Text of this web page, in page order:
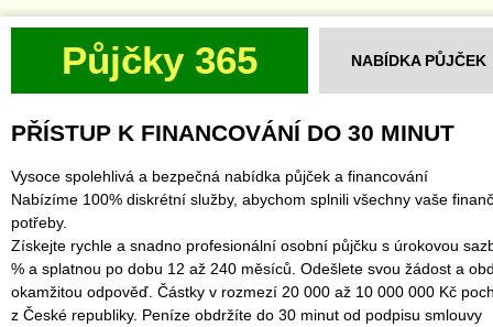
Půjčky 365 NABÍDKA PŮJČEK
PŘÍSTUP K FINANCOVÁNÍ DO 30 MINUT
Vysoce spolehlivá a bezpečná nabídka půjček a financování
Nabízíme 100% diskrétní služby, abychom splnili všechny vaše
potřeby.
Získejte rychle a snadno profesionální osobní půjčku s úrokovou
% a splatnou po dobu 12 až 240 měsíců. Odešlete svou žádost a
okamžitou odpověď. Částky v rozmezí 20 000 až 10 000 000 Kč
z České republiky. Peníze obdržíte do 30 minut od podpisu smlouvy